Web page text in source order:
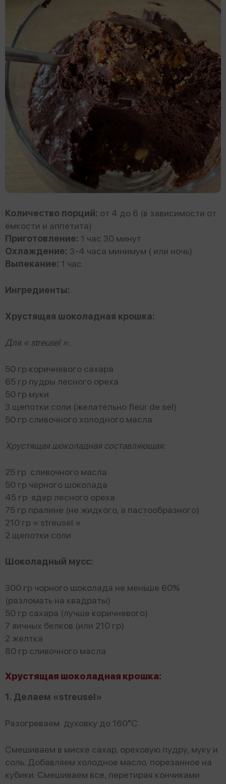
Количество порций: от 4 до 6 (в зависимости от
ёмкости и аппетита)
Приготовление: 1 час 30 минут
Охлаждение: 3-4 часа минимум ( или ночь)
Выпекание: 1 час
Ингредиенты:
Хрустящая шоколадная крошка:
Для « streusel »:
50 гр коричневого сахара
65 гр пудры лесного ореха
50 гр муки
3 щепотки соли (желательно fleur de sel)
50 гр сливочного холодного масла
Хрустящая шоколадная составляющая:
25 гр сливочного масла
50 гр чёрного шоколада
45 гр ядер лесного ореха
75 гр пралине (не жидкого, а пастообразного)
210 гр « streusel »
2 щепотки соли
Шоколадный мусс:
300 гр чорного шоколада не меньше 60%
(разломать на квадраты)
50 гр сахара (лучше коричневого)
7 яичных белков (или 210 гр)
2 желтка
80 гр сливочного масла
Хрустящая шоколадная крошка:
1. Делаем «streusel»
Разогреваем духовку до 160°С
Смешиваем в миске сахар, ореховую пудру, муку и
соль. Добавляем холодное масло, порезанное на
кубики. Смешиваем все, перетирая кончиками